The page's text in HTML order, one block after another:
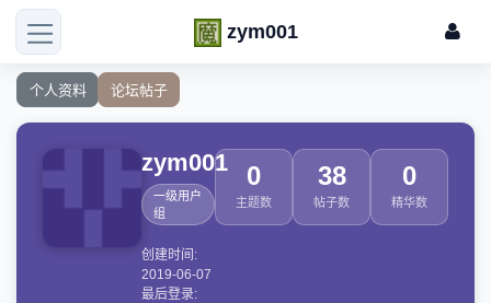
zym001
个人资料 论坛帖子
zym001
一级用户
组
创建时间:
2019-06-07
最后登录:
0
主题数
38
帖子数
0
精华数